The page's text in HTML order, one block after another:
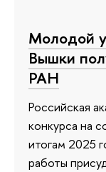
Молодой
Вышки
РАН
Российская
конкурса на
итогам 2025
работы